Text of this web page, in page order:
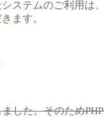
ステムのご利用は
ます。
した。そのため